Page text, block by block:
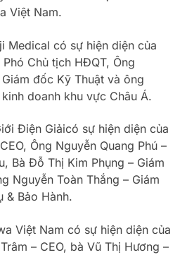
Việt Nam.
Medical có sự hiện diện của
Chủ tịch HĐQT, Ông
đốc Kỹ Thuật và ông
doanh khu vực Châu Á.
Điện Giảicó sự hiện diện của
Ông Nguyễn Quang Phú –
Bà Đỗ Thị Kim Phụng – Giám
Nguyễn Toàn Thắng – Giám
& Bảo Hành.
Việt Nam có sự hiện diện của
– CEO, bà Vũ Thị Hương –